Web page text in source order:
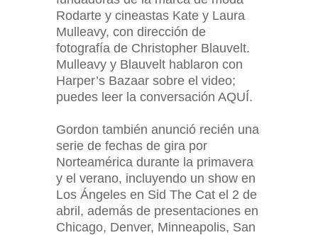
Rodarte y cineastas Kate y Laura
Mulleavy, con dirección de
fotografía de Christopher Blauvelt.
Mulleavy y Blauvelt hablaron con
Harper’s Bazaar sobre el video;
puedes leer la conversación AQUÍ.
Gordon también anunció recién una
serie de fechas de gira por
Norteamérica durante la primavera
y el verano, incluyendo un show en
Los Ángeles en Sid The Cat el 2 de
abril, además de presentaciones en
Chicago, Denver, Minneapolis, San